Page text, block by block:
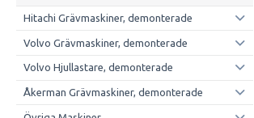
Hitachi Grävmaskiner, demonterade
Volvo Grävmaskiner, demonterade
Volvo Hjullastare, demonterade
Åkerman Grävmaskiner, demonterade